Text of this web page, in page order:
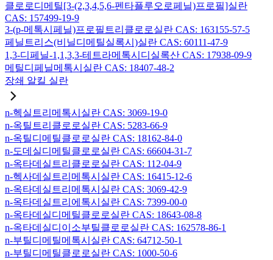
클로로디메틸[3-(2,3,4,5,6-펜타플루오로페닐)프로필]실란
CAS: 157499-19-9
3-(p-메톡시페닐)프로필트리클로로실란 CAS: 163155-57-5
페닐트리스(비닐디메틸실록시)실란 CAS: 60111-47-9
1,3-디페닐-1,1,3,3-테트라메톡시디실록산 CAS: 17938-09-9
메틸디페닐메톡시실란 CAS: 18407-48-2
장쇄 알킬 실란
n-헥실트리메톡시실란 CAS: 3069-19-0
n-옥틸트리클로로실란 CAS: 5283-66-9
n-옥틸디메틸클로로실란 CAS: 18162-84-0
n-도데실디메틸클로로실란 CAS: 66604-31-7
n-옥타데실트리클로로실란 CAS: 112-04-9
n-헥사데실트리메톡시실란 CAS: 16415-12-6
n-옥타데실트리메톡시실란 CAS: 3069-42-9
n-옥타데실트리에톡시실란 CAS: 7399-00-0
n-옥타데실디메틸클로로실란 CAS: 18643-08-8
n-옥타데실디이소부틸클로로실란 CAS: 162578-86-1
n-부틸디메틸메톡시실란 CAS: 64712-50-1
n-부틸디메틸클로로실란 CAS: 1000-50-6